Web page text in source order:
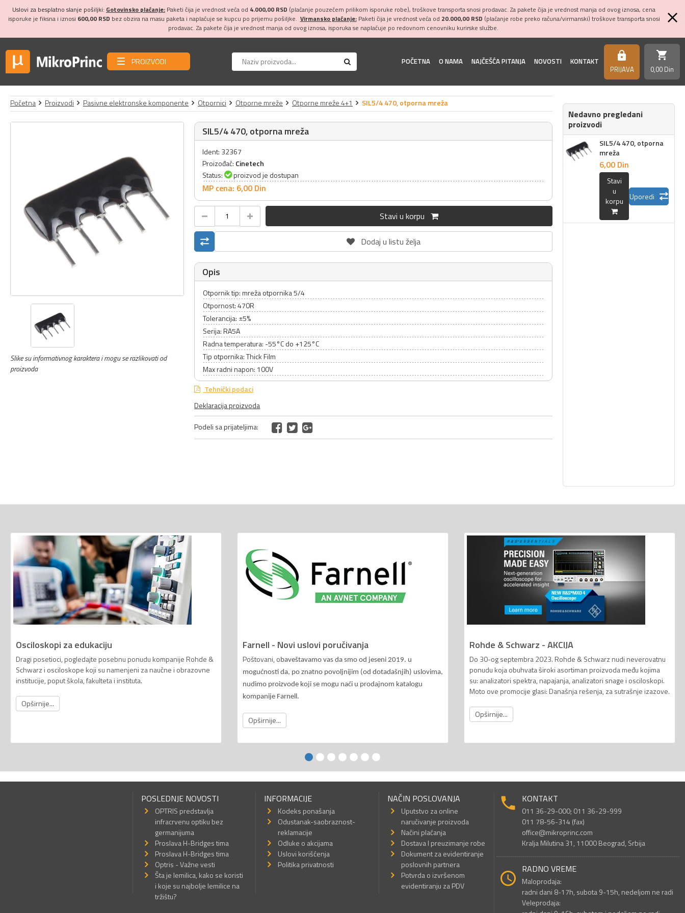
Uslovi za besplatno slanje pošiljki: Gotovinsko plaćanje: Paketi čija je vrednost veća od 4.000,00 RSD (plaćanje pouzećem prilikom isporuke robe), troškove transporta snosi prodavac. Za pakete čija je vrednost manja od ovog iznosa, cena
isporuke je fiksna i iznosi 600,00 RSD bez obzira na masu paketa i naplaćuje se kupcu po prijemu pošiljke. Virmansko plaćanje:Paketi čija je vrednost veća od 20.000,00 RSD (plaćanje robe preko računa/virmanski) troškove transporta snosi
prodavac. Za pakete čija je vrednost manja od ovog iznosa, isporuka se naplaćuje po redovnom cenovniku kurirske službe.
PROIZVODI POČETNA O NAMA NAJČEŠĆA PITANJA NOVOSTI KONTAKT https
PRIJAVA
shopping_cart
0,00 Din
Početna Proizvodi Pasivne elektronske komponente Otpornici Otporne mreže Otporne mreže 4+1 SIL5/4 470, otporna mreža
Slike su informativnog karaktera i mogu se razlikovati od
proizvoda
SIL5/4 470, otporna mreža
Ident: 32367
Proizođač: Cinetech
Status:
proizvod je dostupan
MP cena: 6,00 Din
Stavi u korpu
Dodaj u listu želja
Opis
Otpornik tip: mreža otpornika 5/4
Otpornost: 470R
Tolerancija: ±5%
Serija: RA5A
Radna temperatura: -55°C do +125°C
Tip otpornika: Thick Film
Max radni napon: 100V
Tehnički podaci
Deklaracija proizvoda
Podeli sa prijateljima:
Nedavno pregledani
proizvodi
SIL5/4 470, otporna
mreža
6,00 Din
Stavi
u
korpu
Uporedi
Osciloskopi za edukaciju
Dragi posetioci, pogledajte posebnu ponudu kompanije Rohde &
Schwarz i osciloskope koji su namenjeni za naučne i obrazovne
institucije, poput škola, fakulteta i instituta.
Opširnije...
Farnell - Novi uslovi poručivanja
Poštovani, o baveštavamo vas da smo od jeseni 2019. u
mogućnosti da, po znatno povoljnijim (od dotadašnjih) uslovima,
nudimo proizvode koji se mogu naći u prodajnom katalogu
kompanije Farnell.
Opširnije...
Rohde & Schwarz - AKCIJA
Do 30-og septembra 2023. Rohde & Schwarz nudi neverovatnu
ponudu koja obuhvata široki asortiman proizvoda među kojima
su: analizatori spektra, napajanja, analizatori snage i osciloskopi.
Moto ove promocije glasi: Današnja rešenja, za sutrašnje izazove.
Opširnije...
POSLEDNJE NOVOSTI
OPTRIS predstavlja
infracrvenu optiku bez
germanijuma
Proslava H-Bridges tima
Proslava H-Bridges tima
Optris - Važne vesti
Šta je lemilica, kako se koristi
i koje su najbolje lemilice na
tržištu?
INFORMACIJE
Kodeks ponašanja
Odustanak-saobraznost-
reklamacije
Odluke o akcijama
Uslovi korišćenja
Politika privatnosti
NAČIN POSLOVANJA
Uputstvo za online
naručivanje proizvoda
Načini plaćanja
Dostava I preuzimanje robe
Dokument za evidentiranje
poslovnih partnera
Potvrda o izvršenom
evidentiranju za PDV
KONTAKT
011 36-29-000; 011 36-29-999
011 78-56-314 (fax)
office@mikroprinc.com
Kralja Milutina 31, 11000 Beograd, Srbija
RADNO VREME
Maloprodaja:
radni dani 8-17h, subota 9-15h, nedeljom ne radi
Veleprodaja: